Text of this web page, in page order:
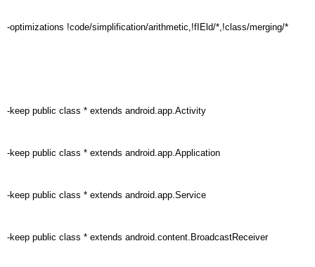
-optimizations !code/simplification/arithmetic,!fIEld/*,!class/merging/*
-keep public class * extends android.app.Activity
-keep public class * extends android.app.Application
-keep public class * extends android.app.Service
-keep public class * extends android.content.BroadcastReceiver